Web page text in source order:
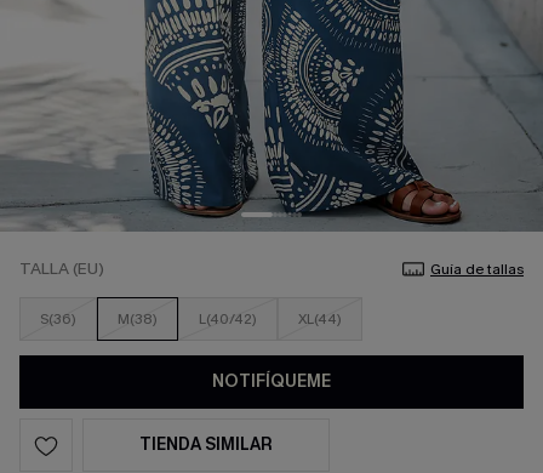
TALLA (EU) Guía de tallas
S(36) M(38) L(40/42) XL(44)
NOTIFÍQUEME
TIENDA SIMILAR